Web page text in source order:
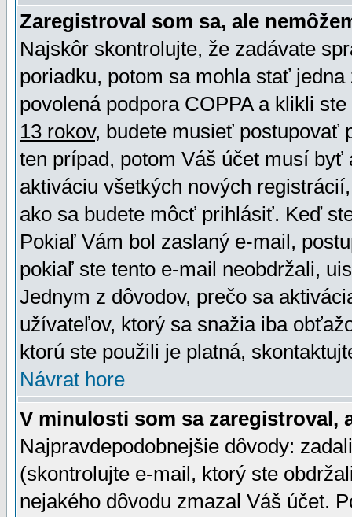
Zaregistroval som sa, ale
Najskôr skontrolujte, že zadávate
poriadku, potom sa mohla stať
povolená podpora COPPA a klikli
13 rokov, budete musieť postupovať
ten prípad, potom Váš účet musí
aktiváciu všetkých nových
ako sa budete môcť prihlásiť. Keď
Pokiaľ Vám bol zaslaný e-mail,
pokiaľ ste tento e-mail neobdržali,
Jednym z dôvodov, prečo sa
užívateľov, ktorý sa snažia iba
ktorú ste použili je platná,
Návrat hore
V minulosti som sa zaregistroval,
Najpravdepodobnejšie dôvody:
(skontrolujte e-mail, ktorý ste
nejakého dôvodu zmazal Váš účet.